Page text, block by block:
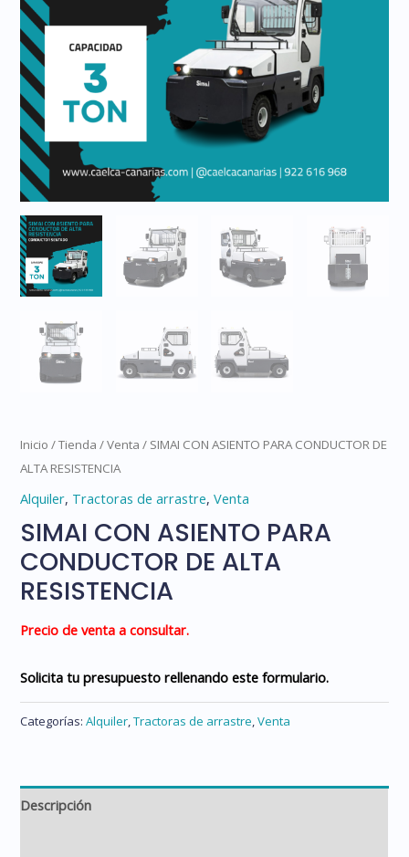
Inicio /Tienda /Venta / SIMAI CON ASIENTO PARA CONDUCTOR DE
ALTA RESISTENCIA
Alquiler, Tractoras de arrastre,Venta
SIMAI CON ASIENTO PARA
CONDUCTOR DE ALTA
RESISTENCIA
Precio de venta a consultar.
Solicita tu presupuesto rellenando este formulario.
Categorías:Alquiler,Tractoras de arrastre,Venta
Descripción